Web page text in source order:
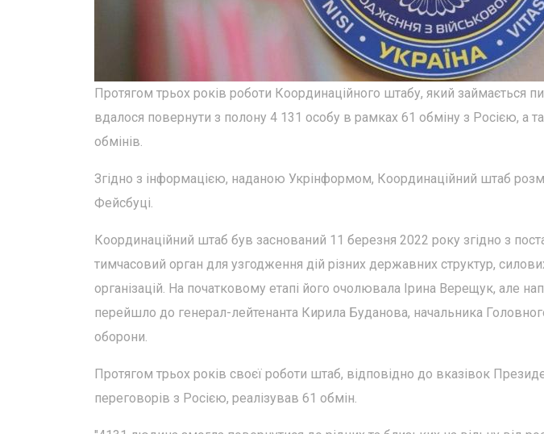
Протягом трьох років роботи Координаційного штабу, який займається
вдалося повернути з полону 4 131 особу в рамках 61 обміну з Росією, а
обмінів.
Згідно з інформацією, наданою Укрінформом, Координаційний штаб
Фейсбуці.
Координаційний штаб був заснований 11 березня 2022 року згідно з
тимчасовий орган для узгодження дій різних державних структур,
організацій. На початковому етапі його очолювала Ірина Верещук, але
перейшло до генерал-лейтенанта Кирила Буданова, начальника
оборони.
Протягом трьох років своєї роботи штаб, відповідно до вказівок
переговорів з Росією, реалізував 61 обмін.